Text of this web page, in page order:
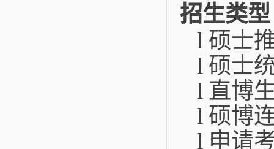
招生类型
l 硕士
l 硕士
l 直博
l 硕博
l 申请